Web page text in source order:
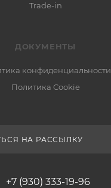
Trade-in
ДОКУМЕНТЫ
конфиденциальности
Политика Cookie
НА РАССЫЛКУ
+7 (930) 333-19-96